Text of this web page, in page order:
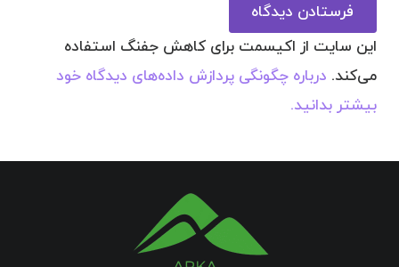
فرستادن دیدگاه
این سایت از اکیسمت برای کاهش جفنگ استفاده
می‌کند. درباره چگونگی پردازش داده‌های دیدگاه خود
بیشتر بدانید.